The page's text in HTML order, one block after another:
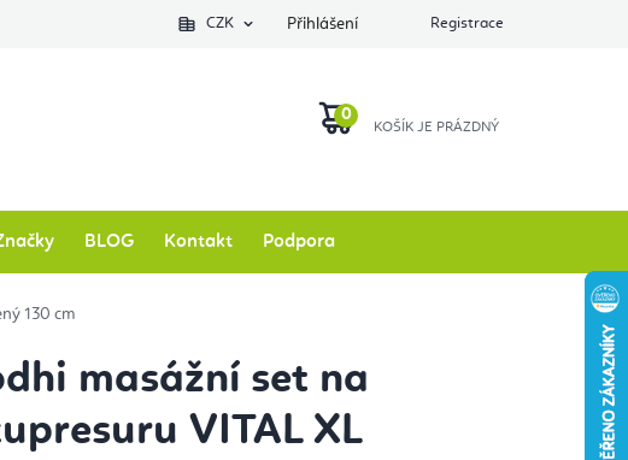
Podlozkynajogu.cz Zkontrolovat stav objednávky O nás
CZK Přihlášení Registrace
KOŠÍK
BLOG Kontakt Podpora
130 cm
masážní set na
VITAL XL